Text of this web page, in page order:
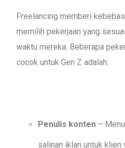
Freelancing memberi
memilih pekerjaan yang
waktu mereka. Beberapa
cocok untuk Gen Z adalah:
Penulis konten–
salinan iklan untuk klien